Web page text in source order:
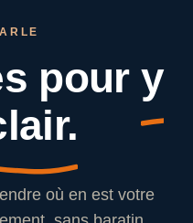
pour y
où en est votre